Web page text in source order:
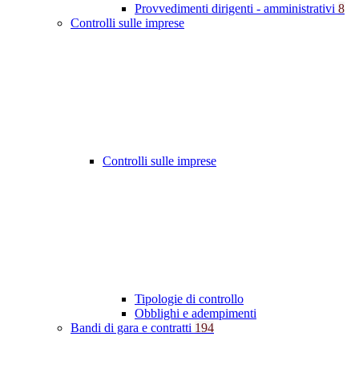
Provvedimenti dirigenti - amministrativi 8
Controlli sulle imprese
Controlli sulle imprese
Tipologie di controllo
Obblighi e adempimenti
Bandi di gara e contratti 194